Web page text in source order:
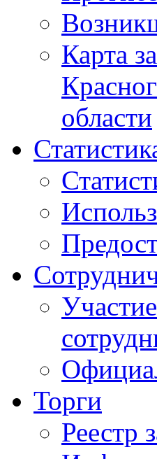
Карта
области
Торги
Реестр